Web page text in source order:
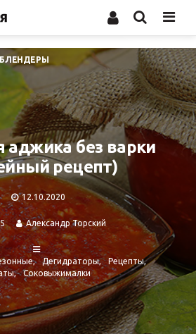
БЛЕНДЕРЫ
аджика без варки
рецепт)
12.10.2020
Александр Торский
Дегидраторы
Рецепты
Соковыжималки